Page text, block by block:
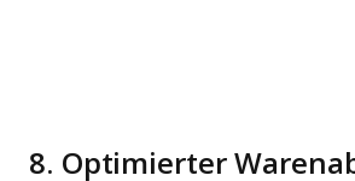
8. Optimierter